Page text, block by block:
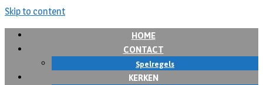
Skip to content
HOME
CONTACT
Spelregels
KERKEN